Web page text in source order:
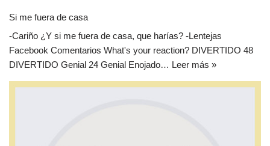
Si me fuera de casa
-Cariño ¿Y si me fuera de casa, que harías? -Lentejas
Facebook Comentarios What's your reaction? DIVERTIDO 48
DIVERTIDO Genial 24 Genial Enojado… Leer más »